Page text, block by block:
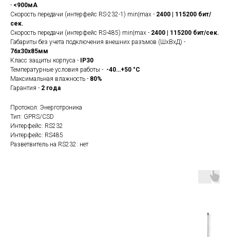
- <900мА
Скорость передачи (интерфейс RS-232-1) min|max - 2400 | 115200 бит/
сек.
Скорость передачи (интерфейс RS-485) min|max - 2400 | 115200 бит/сек.
Габариты без учета подключения внешних разъмов (ШхВхД) -
76х30х85мм
Класс защиты корпуса -
IP30
Температурные условия работы - -40…+50 °C
Максимальная влажность - 80%
Гарантия - 2 года
Протокол: Энерготроника
Тип: GPRS/CSD
Интерфейс: RS232
Интерфейс: RS485
Разветвитель на RS232: нет